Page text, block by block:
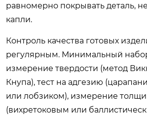
равномерно покрывать деталь,
капли.
Контроль качества готовых
регулярным. Минимальный
измерение твердости (метод
Кнупа), тест на адгезию
или лобзиком), измерение
(вихретоковым или